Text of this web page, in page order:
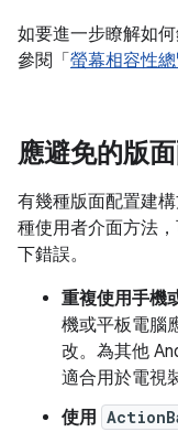
如要進一步瞭解如
參閱「 螢幕相容性
應避免的版
有幾種版面配置建
種使用者介面方法
下錯誤。
重複使用手機
機或平板電腦
改。為其他
適合用於電視
使用